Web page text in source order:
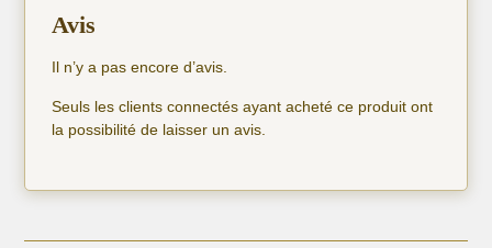
Avis
Il n’y a pas encore d’avis.
Seuls les clients connectés ayant acheté ce produit ont
la possibilité de laisser un avis.